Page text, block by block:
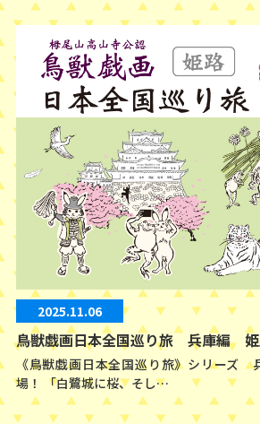
2025.11.06
鳥獣戯画日本全国巡り旅 兵庫編
《鳥獣戯画日本全国巡り旅》シリーズ
場！ 「白鷺城に桜、そし…